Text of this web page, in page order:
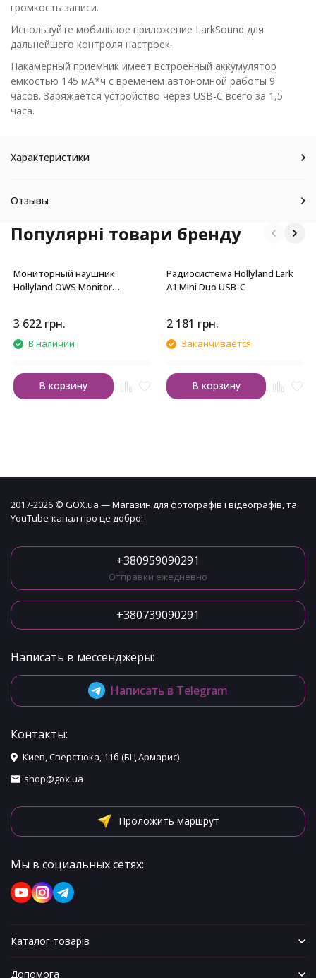
громкость записи.
Используйте мобильное приложение LarkSound для
дальнейшего контроля настроек.
Накамерный приемник имеет встроенный аккумулятор
емкостью 145 мА*ч с временем автономной работы 9
часов. Заряжается устройство через USB-C всего за 1,5
часа.
Характеристики
Отзывы
Популярні товари бренду
Мониторный наушник
Hollyland OWS Monitor
3 622 грн.
В наличии
В корзину
Радиосистема Hollyland Lark
A1 Mini Duo USB-C
2 181 грн.
Заканчивается
В корзину
2017-2026 © GOX.ua — Магазин для фотографів і відеографів, та
YouTube-канал про це добро!
+380959090291
Отправки ежедневно
+380739090291
Написать в мессенджеры:
Написать в Telegram
Контакты:
Киев, Сверстюка, 11б (БЦ Армарис)
shop@gox.ua
Проложить маршрут
Мы в социальных сетях:
Каталог товарів
Допомога